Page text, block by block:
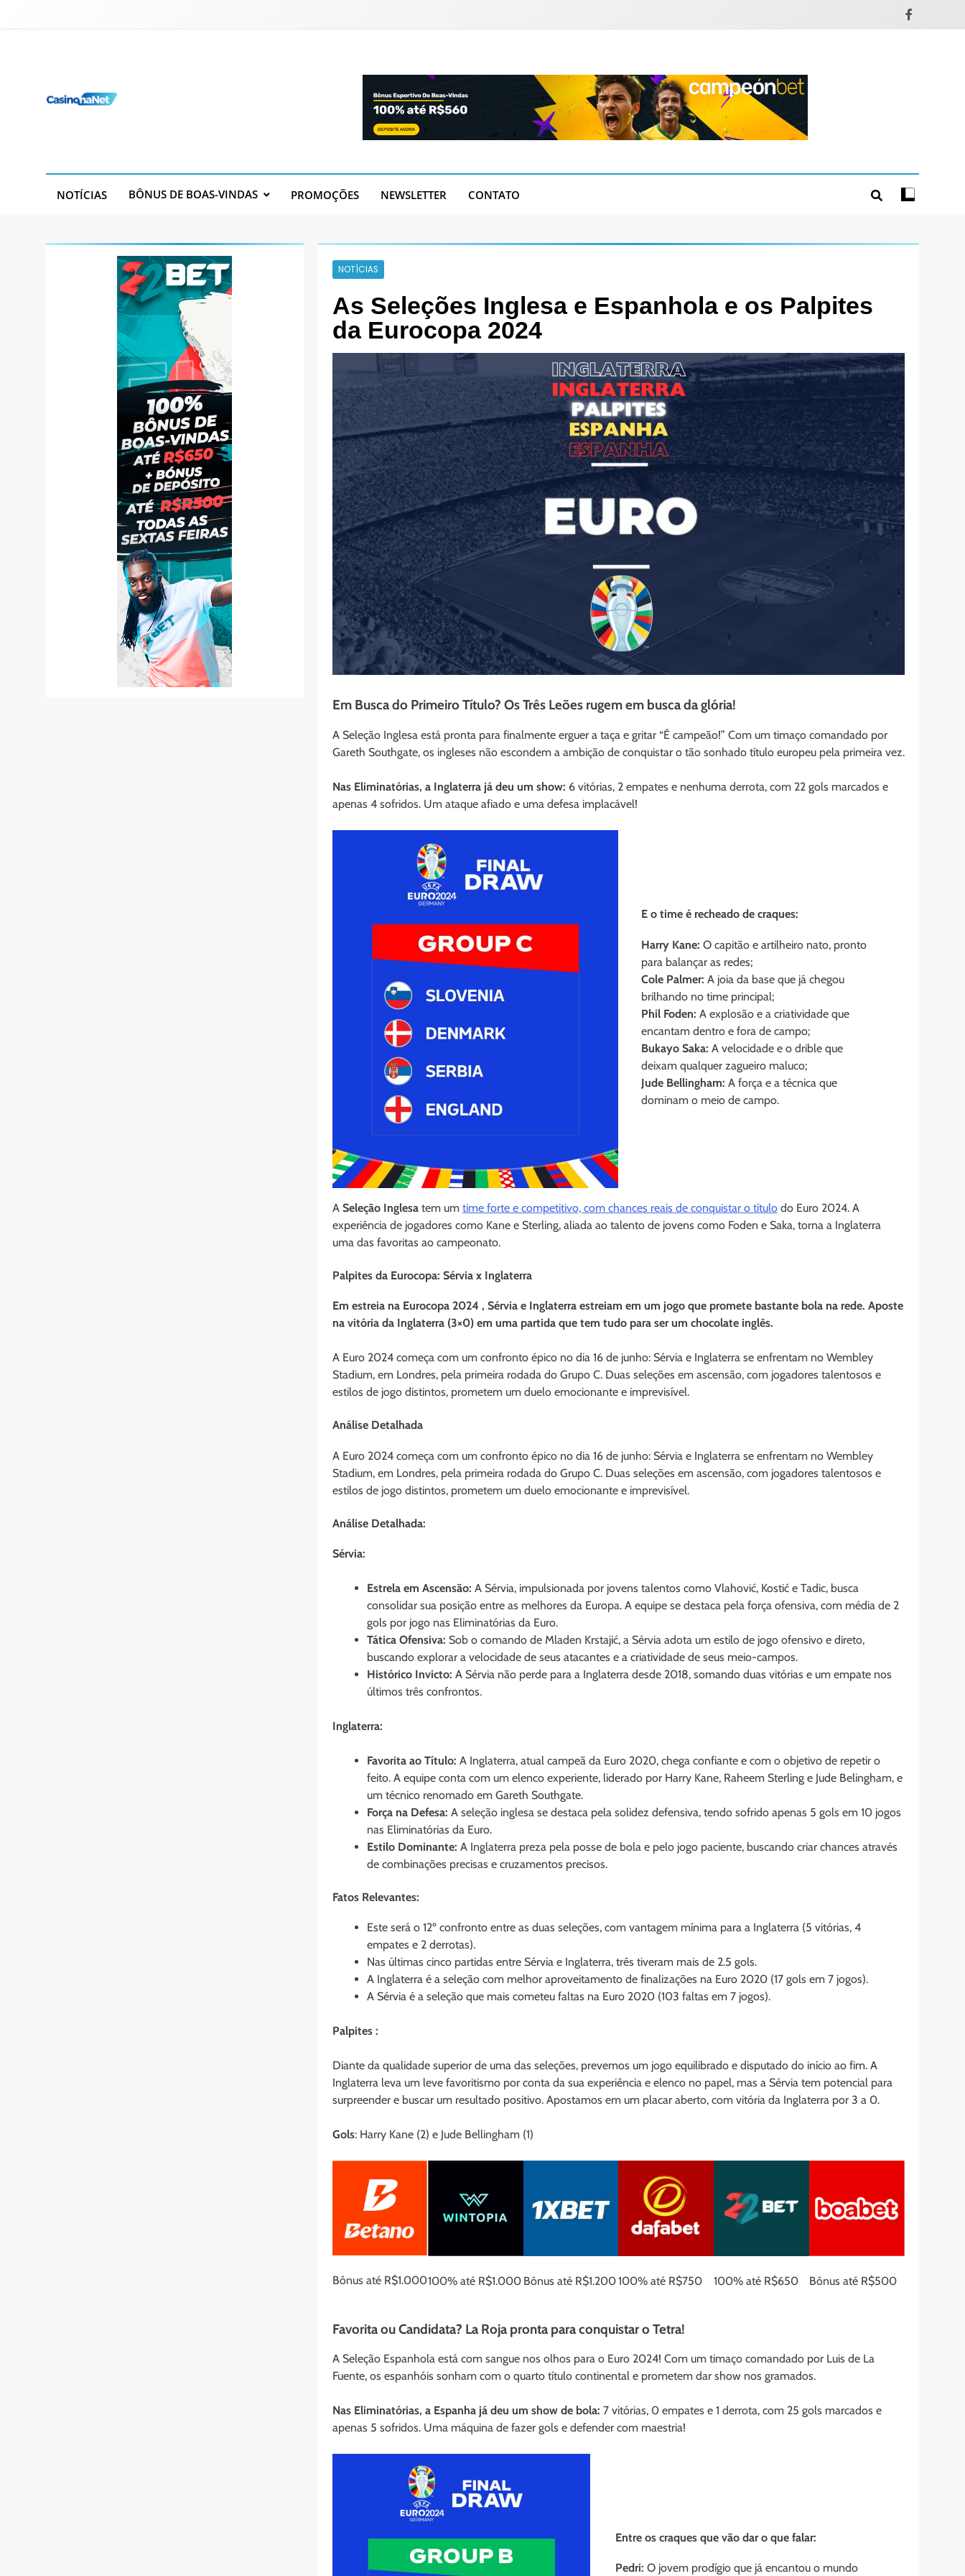
NOTÍCIAS BÔNUS DE BOAS-VINDAS PROMOÇÕES NEWSLETTER CONTATO
NOTÍCIAS
As Seleções Inglesa e Espanhola e os Palpites
da Eurocopa 2024
Em Busca do Primeiro Título? Os Três Leões rugem em busca da glória! 󠁧󠁢󠁥󠁮󠁧󠁿
A Seleção Inglesa está pronta para finalmente erguer a taça e gritar “É campeão!” Com um timaço comandado por
Gareth Southgate, os ingleses não escondem a ambição de conquistar o tão sonhado título europeu pela primeira vez.
Nas Eliminatórias, a Inglaterra já deu um show: 6 vitórias, 2 empates e nenhuma derrota, com 22 gols marcados e
apenas 4 sofridos. Um ataque afiado e uma defesa implacável!
E o time é recheado de craques:
Harry Kane: O capitão e artilheiro nato, pronto
para balançar as redes;
Cole Palmer: A joia da base que já chegou
brilhando no time principal;
Phil Foden: A explosão e a criatividade que
encantam dentro e fora de campo;
Bukayo Saka: A velocidade e o drible que
deixam qualquer zagueiro maluco;
Jude Bellingham: A força e a técnica que
dominam o meio de campo.
A Seleção Inglesatem um time forte e competitivo, com chances reais de conquistar o títulodo Euro 2024. A
experiência de jogadores como Kane e Sterling, aliada ao talento de jovens como Foden e Saka, torna a Inglaterra
uma das favoritas ao campeonato.
Palpites da Eurocopa: Sérvia x Inglaterra
Em estreia na Eurocopa 2024 , Sérvia e Inglaterra estreiam em um jogo que promete bastante bola na rede. Aposte
na vitória da Inglaterra (3×0) em uma partida que tem tudo para ser um chocolate inglês.
A Euro 2024 começa com um confronto épico no dia 16 de junho: Sérvia e Inglaterra se enfrentam no Wembley
Stadium, em Londres, pela primeira rodada do Grupo C. Duas seleções em ascensão, com jogadores talentosos e
estilos de jogo distintos, prometem um duelo emocionante e imprevisível.
Análise Detalhada
A Euro 2024 começa com um confronto épico no dia 16 de junho: Sérvia e Inglaterra se enfrentam no Wembley
Stadium, em Londres, pela primeira rodada do Grupo C. Duas seleções em ascensão, com jogadores talentosos e
estilos de jogo distintos, prometem um duelo emocionante e imprevisível.
Análise Detalhada:
Sérvia:
Estrela em Ascensão: A Sérvia, impulsionada por jovens talentos como Vlahović, Kostić e Tadic, busca
consolidar sua posição entre as melhores da Europa. A equipe se destaca pela força ofensiva, com média de 2
gols por jogo nas Eliminatórias da Euro.
Tática Ofensiva: Sob o comando de Mladen Krstajić, a Sérvia adota um estilo de jogo ofensivo e direto,
buscando explorar a velocidade de seus atacantes e a criatividade de seus meio-campos.
Histórico Invicto: A Sérvia não perde para a Inglaterra desde 2018, somando duas vitórias e um empate nos
últimos três confrontos.
Inglaterra:
Favorita ao Título: A Inglaterra, atual campeã da Euro 2020, chega confiante e com o objetivo de repetir o
feito. A equipe conta com um elenco experiente, liderado por Harry Kane, Raheem Sterling e Jude Belingham, e
um técnico renomado em Gareth Southgate.
Força na Defesa: A seleção inglesa se destaca pela solidez defensiva, tendo sofrido apenas 5 gols em 10 jogos
nas Eliminatórias da Euro.
Estilo Dominante: A Inglaterra preza pela posse de bola e pelo jogo paciente, buscando criar chances através
de combinações precisas e cruzamentos precisos.
Fatos Relevantes:
Este será o 12º confronto entre as duas seleções, com vantagem mínima para a Inglaterra (5 vitórias, 4
empates e 2 derrotas).
Nas últimas cinco partidas entre Sérvia e Inglaterra, três tiveram mais de 2.5 gols.
A Inglaterra é a seleção com melhor aproveitamento de finalizações na Euro 2020 (17 gols em 7 jogos).
A Sérvia é a seleção que mais cometeu faltas na Euro 2020 (103 faltas em 7 jogos).
Palpites :
Diante da qualidade superior de uma das seleções, prevemos um jogo equilibrado e disputado do início ao fim. A
Inglaterra leva um leve favoritismo por conta da sua experiência e elenco no papel, mas a Sérvia tem potencial para
surpreender e buscar um resultado positivo. Apostamos em um placar aberto, com vitória da Inglaterra por 3 a 0.
Gols: Harry Kane (2) e Jude Bellingham (1)
Bônus até R$1.000100% até R$1.000 Bônus até R$1.200 100% até R$750 100% até R$650 Bônus até R$500
Favorita ou Candidata? La Roja pronta para conquistar o Tetra!
A Seleção Espanhola está com sangue nos olhos para o Euro 2024! Com um timaço comandado por Luis de La
Fuente, os espanhóis sonham com o quarto título continental e prometem dar show nos gramados.
Nas Eliminatórias, a Espanha já deu um show de bola: 7 vitórias, 0 empates e 1 derrota, com 25 gols marcados e
apenas 5 sofridos. Uma máquina de fazer gols e defender com maestria!
Entre os craques que vão dar o que falar:
Pedri: O jovem prodígio que já encantou o mundo